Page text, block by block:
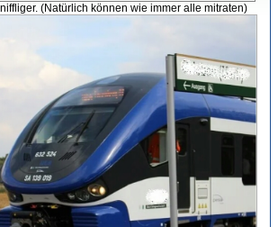
(Natürlich können wie immer alle mitraten)